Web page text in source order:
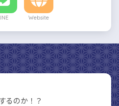
Website
るのか！？